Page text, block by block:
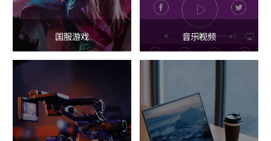
国服游戏 音乐视频